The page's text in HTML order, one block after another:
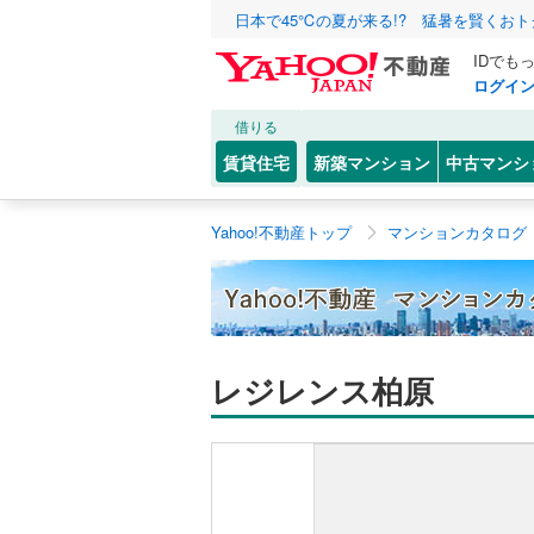
日本で45℃の夏が来る!? 猛暑を賢くおト
IDでも
ログイン
借りる
賃貸住宅 新築マンション 中古マンシ
Yahoo!不動産トップ マンションカタログ
レジレンス柏原